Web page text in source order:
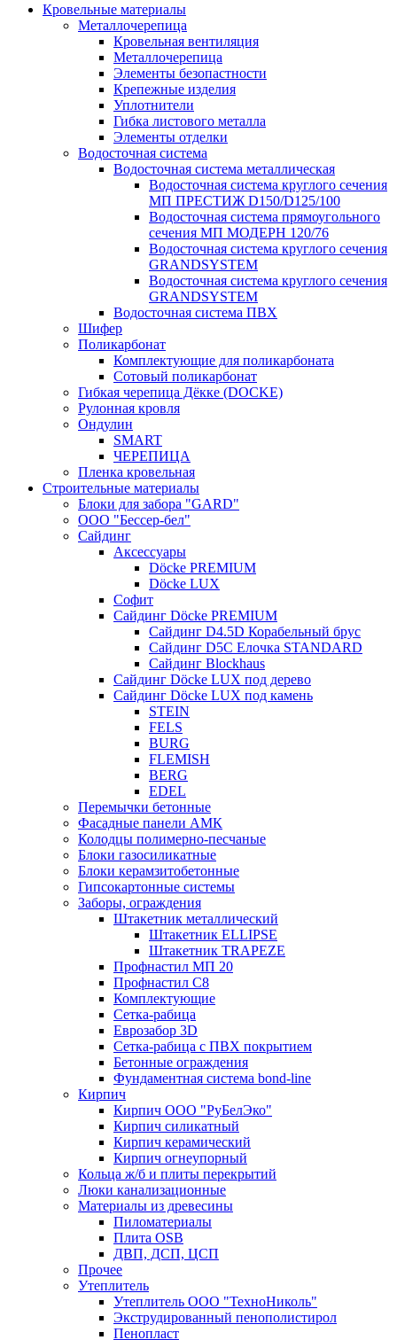
Кровельные материалы
Металлочерепица
Кровельная вентиляция
Металлочерепица
Элементы безопастности
Крепежные изделия
Уплотнители
Гибка листового металла
Элементы отделки
Водосточная система
Водосточная система металлическая
Водосточная система круглого сечения
МП ПРЕСТИЖ D150/D125/100
Водосточная система прямоугольного
сечения МП МОДЕРН 120/76
Водосточная система круглого сечения
GRANDSYSTEM
Водосточная система круглого сечения
GRANDSYSTEM
Водосточная система ПВХ
Шифер
Поликарбонат
Комплектующие для поликарбоната
Сотовый поликарбонат
Гибкая черепица Дёкке (DOCKE)
Рулонная кровля
Ондулин
SMART
ЧЕРЕПИЦА
Пленка кровельная
Строительные материалы
Блоки для забора "GARD"
ООО "Бессер-бел"
Сайдинг
Аксессуары
Döcke PREMIUM
Döcke LUX
Софит
Сайдинг Döcke PREMIUM
Сайдинг D4.5D Корабельный брус
Сайдинг D5С Елочка STANDARD
Сайдинг Blockhaus
Сайдинг Döcke LUX под дерево
Сайдинг Döcke LUX под камень
STEIN
FELS
BURG
FLEMISH
BERG
EDEL
Перемычки бетонные
Фасадные панели АМК
Колодцы полимерно-песчаные
Блоки газосиликатные
Блоки керамзитобетонные
Гипсокартонные системы
Заборы, ограждения
Штакетник металлический
Штакетник ELLIPSE
Штакетник TRAPEZE
Профнастил МП 20
Профнастил С8
Комплектующие
Сетка-рабица
Еврозабор 3D
Сетка-рабица с ПВХ покрытием
Бетонные ограждения
Фундаментная система bond-line
Кирпич
Кирпич ООО "РуБелЭко"
Кирпич силикатный
Кирпич керамический
Кирпич огнеупорный
Кольца ж/б и плиты перекрытий
Люки канализационные
Материалы из древесины
Пиломатериалы
Плита OSB
ДВП, ДСП, ЦСП
Прочее
Утеплитель
Утеплитель ООО "ТехноНиколь"
Экструдированный пенополистирол
Пенопласт